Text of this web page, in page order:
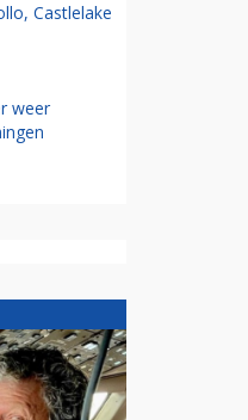
Castlelake
weer